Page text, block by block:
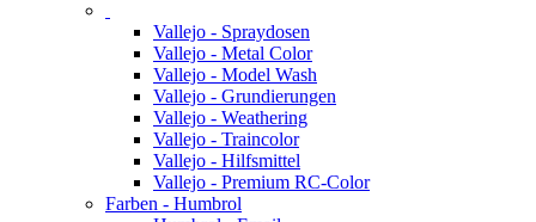
Vallejo - Spraydosen
Vallejo - Metal Color
Vallejo - Model Wash
Vallejo - Grundierungen
Vallejo - Weathering
Vallejo - Traincolor
Vallejo - Hilfsmittel
Vallejo - Premium RC-Color
Farben - Humbrol